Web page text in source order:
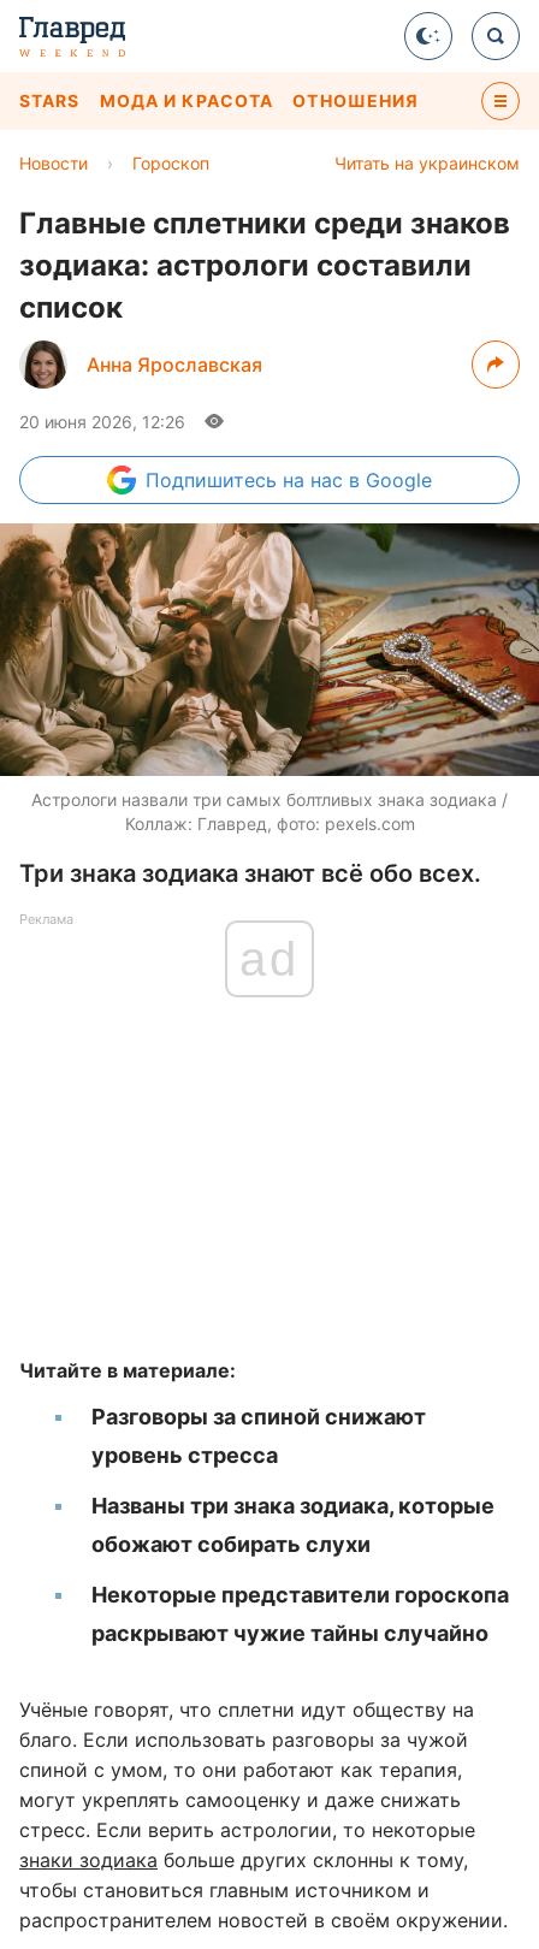
STARS МОДА И КРАСОТА ОТНОШЕНИЯ
Читать на украинском
Новости › Гороскоп
Главные сплетники среди знаков
зодиака: астрологи составили
список
Анна Ярославская
20 июня 2026, 12:26
Подпишитесь на нас в Google
Астрологи назвали три самых болтливых знака зодиака /
Коллаж: Главред, фото: pexels.com
Три знака зодиака знают всё обо всех.
Реклама
ad
Читайте в материале:
Разговоры за спиной снижают
уровень стресса
Названы три знака зодиака, которые
обожают собирать слухи
Некоторые представители гороскопа
раскрывают чужие тайны случайно
Учёные говорят, что сплетни идут обществу на
благо. Если использовать разговоры за чужой
спиной с умом, то они работают как терапия,
могут укреплять самооценку и даже снижать
стресс. Если верить астрологии, то некоторые
знаки зодиака больше других склонны к тому,
чтобы становиться главным источником и
распространителем новостей в своём окружении.